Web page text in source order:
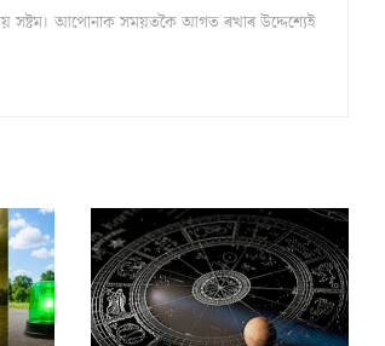
সষ্টম। আপোনাক সময়তকৈ আগত ৰখাৰ উদ্দেশ্যেই